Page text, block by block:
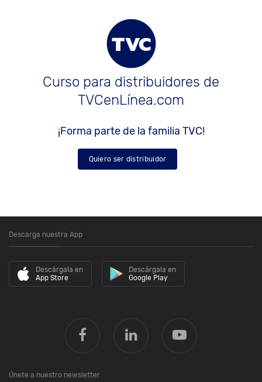
Curso para distribuidores de
TVCenLínea.com
¡Forma parte de la familia TVC!
Quiero ser distribuidor
Descarga nuestra App
Descárgala en
App Store
Descárgala en
Google Play
Únete a nuestro newsletter